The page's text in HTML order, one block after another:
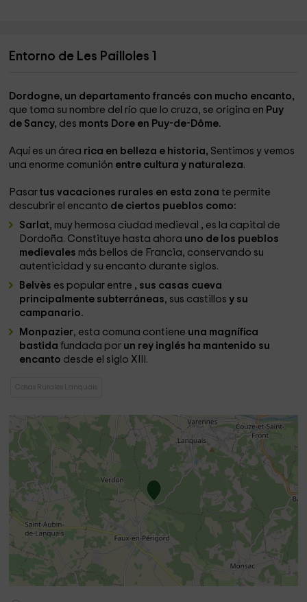
Entorno de Les Pailloles 1
Dordogne, un departamento francés con mucho encanto,
que toma su nombre del río que lo cruza, se origina en Puy
de Sancy, des monts Dore en Puy-de-Dôme.
Aquí es un área rica en belleza e historia, Sentimos y vemos
una enorme comunión entre cultura y naturaleza.
Pasartus vacaciones rurales en esta zonate permite
descubrir el encanto de ciertos pueblos como:
Sarlat, muy hermosa ciudad medieval , es la capital de
Dordoña. Constituye hasta ahora uno de los pueblos
medievales más bellos de Francia, conservando su
autenticidad y su encanto durante siglos.
Belvès es popular entre , sus casas cueva
principalmente subterráneas, sus castillosy su
campanario.
Monpazier, esta comuna contiene una magnífica
bastidafundada por un rey inglés ha mantenido su
encanto desde el siglo XIII.
Casas Rurales Lanquais